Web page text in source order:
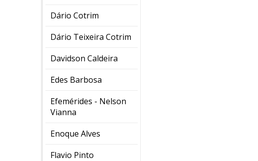
Dário Cotrim
Dário Teixeira Cotrim
Davidson Caldeira
Edes Barbosa
Efemérides - Nelson
Vianna
Enoque Alves
Flavio Pinto